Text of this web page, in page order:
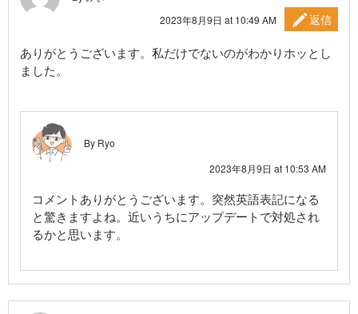
2023年8月9日 at 10:49 AM
返信
ありがとうございます。私だけでないのがわかりホッとし
ました。
By Ryo
2023年8月9日 at 10:53 AM
コメントありがとうございます。突然英語表記になる
と驚きますよね。近いうちにアップデートで対処され
るかと思います。